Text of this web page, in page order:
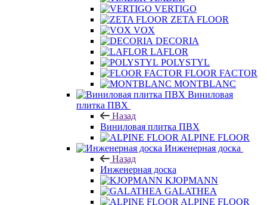
VERTIGO
ZETA FLOOR
VOX
DECORIA
LAFLOR
POLYSTYL
FLOOR FACTOR
MONTBLANC
Виниловая
плитка ПВХ
Назад
Виниловая плитка ПВХ
ALPINE FLOOR
Инженерная доска
Назад
Инженерная доска
KJOPMANN
GALATHEA
ALPINE FLOOR